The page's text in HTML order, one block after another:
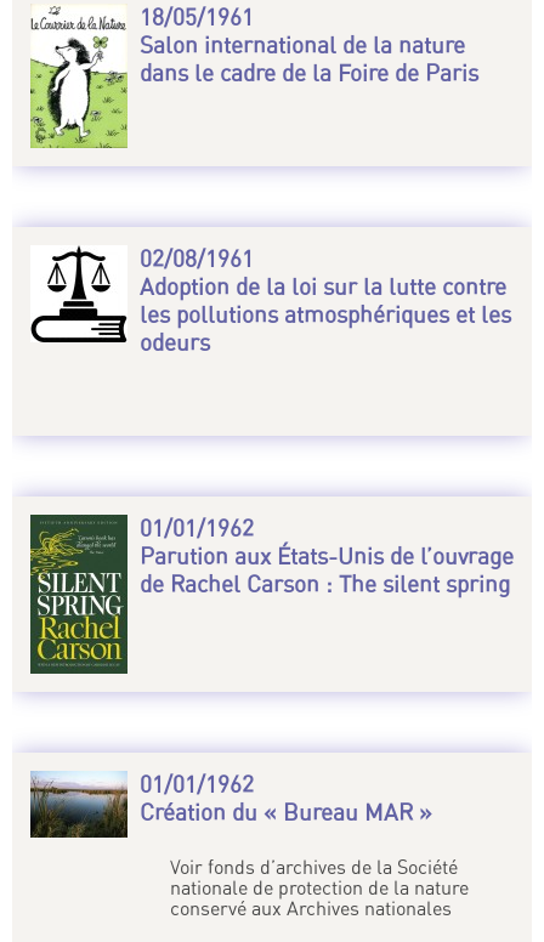
18/05/1961
Salon international de la nature
dans le cadre de la Foire de Paris
02/08/1961
Adoption de la loi sur la lutte contre
les pollutions atmosphériques et les
odeurs
01/01/1962
Parution aux États-Unis de l’ouvrage
de Rachel Carson : The silent spring
01/01/1962
Création du « Bureau MAR »
Voir fonds d’archives de la Société
nationale de protection de la nature
conservé aux Archives nationales